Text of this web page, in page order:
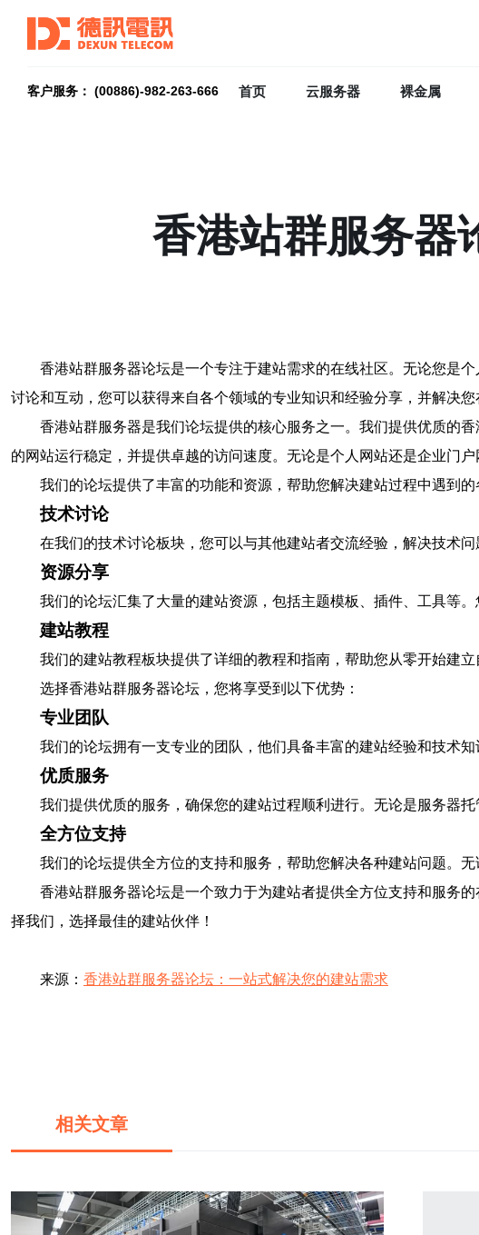
客户服务： (00886)-982-263-666 首页 云服务器 裸金属
香港站群服务器
香港站群服务器论坛是一个专注于建站需求的在线社区。无论您是
讨论和互动，您可以获得来自各个领域的专业知识和经验分享，并解决您
香港站群服务器是我们论坛提供的核心服务之一。我们提供优质的
的网站运行稳定，并提供卓越的访问速度。无论是个人网站还是企业门
我们的论坛提供了丰富的功能和资源，帮助您解决建站过程中遇到
技术讨论
在我们的技术讨论板块，您可以与其他建站者交流经验，解决技术
资源分享
我们的论坛汇集了大量的建站资源，包括主题模板、插件、工具等
建站教程
我们的建站教程板块提供了详细的教程和指南，帮助您从零开始建
选择香港站群服务器论坛，您将享受到以下优势：
专业团队
我们的论坛拥有一支专业的团队，他们具备丰富的建站经验和技术
优质服务
我们提供优质的服务，确保您的建站过程顺利进行。无论是服务器
全方位支持
我们的论坛提供全方位的支持和服务，帮助您解决各种建站问题。
香港站群服务器论坛是一个致力于为建站者提供全方位支持和服务
择我们，选择最佳的建站伙伴！
来源： 香港站群服务器论坛：一站式解决您的建站需求
相关文章